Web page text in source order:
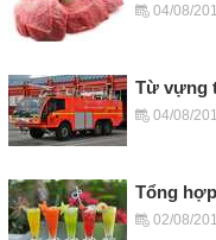
04/08/
Từ vựng
04/08/
Tổng
02/08/